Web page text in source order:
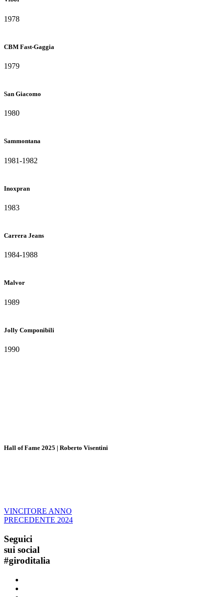
1978
CBM Fast-Gaggia
1979
San Giacomo
1980
Sammontana
1981-1982
Inoxpran
1983
Carrera Jeans
1984-1988
Malvor
1989
Jolly Componibili
1990
Hall of Fame 2025 | Roberto Visentini
VINCITORE ANNO
PRECEDENTE 2024
Seguici
sui social
#giroditalia